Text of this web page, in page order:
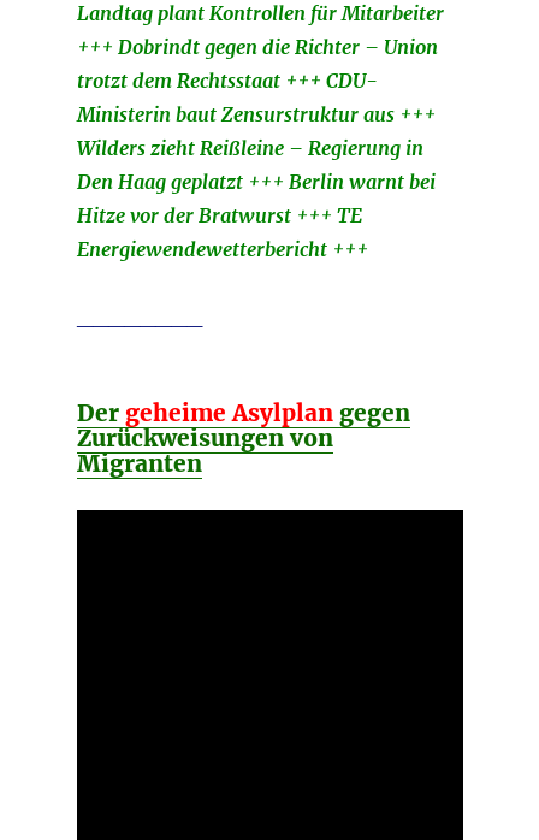
Landtag plant Kontrollen für Mitarbeiter
+++ Dobrindt gegen die Richter – Union
trotzt dem Rechtsstaat +++ CDU-
Ministerin baut Zensurstruktur aus +++
Wilders zieht Reißleine – Regierung in
Den Haag geplatzt +++ Berlin warnt bei
Hitze vor der Bratwurst +++ TE
Energiewendewetterbericht +++
Der geheime Asylplangegen
Zurückweisungen von
Migranten